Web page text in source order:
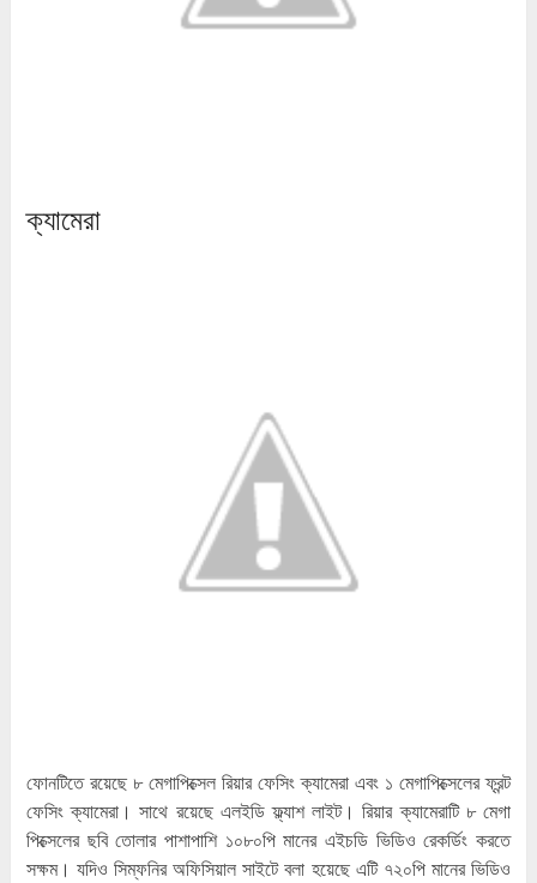
ক্যামেরা
ফোনটিতে রয়েছে ৮ মেগাপিক্সেল রিয়ার ফেসিং ক্যামেরা এবং ১ মেগাপিক্সেলের ফ্রন্ট
ফেসিং ক্যামেরা। সাথে রয়েছে এলইডি ফ্ল্যাশ লাইট। রিয়ার ক্যামেরাটি ৮ মেগা
পিক্সেলের ছবি তোলার পাশাপাশি ১০৮০পি মানের এইচডি ভিডিও রেকর্ডিং করতে
সক্ষম। যদিও সিম্ফনির অফিসিয়াল সাইটে বলা হয়েছে এটি ৭২০পি মানের ভিডিও